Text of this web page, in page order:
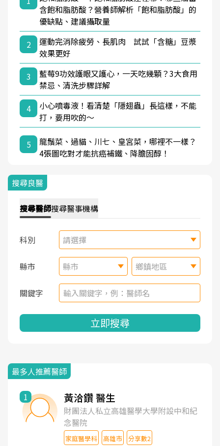
含飽和脂肪酸？營養師解析「飽和脂肪酸」的
優缺點、建議攝取量
2
運動完消除疲勞、長肌肉 試試「含糖」豆漿
效果更好
3
藍莓9功效護眼又護心，一天吃幾顆？3大食用
禁忌、清洗步驟詳解
4
小心噴毒液！看清楚「隱翅蟲」長這樣，不能
打，要用吹的～
5
龍鬚菜、過貓、川七、皇宮菜，哪裡不一樣？
4張圖吃對才能抗癌補鐵、降膽固醇！
搜尋良醫
搜尋醫師搜尋醫事機構
科別 請選擇
縣市 縣市 鄉鎮地區
關鍵字
立即搜尋
最多人推薦醫師
1 黃洽鑽 醫生
財團法人私立高雄醫學大學附設中和紀
念醫院
家庭醫學科 高雄市 分享數2